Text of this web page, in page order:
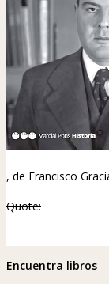
, de Francisco
Quote:
Encuentra libros